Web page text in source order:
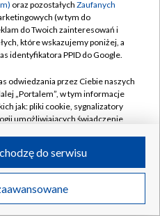
zgody
S.A. w likwidacji
oraz pozostałych Zaufanych
(w tym do
do Twoich zainteresowań i
które wskazujemy poniżej, a
identyfikatora PPID do Google.
odwiedzania przez Ciebie naszych
„Portalem”, w tym informacje
jak: pliki cookie, sygnalizatory
umożliwiających świadczenie
odwiedzania przez Ciebie
jak adresy IP, identyfikatory
do serwisu